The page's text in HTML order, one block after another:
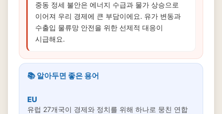
중동 정세 불안은 에너지 수급과 물가 상승으로
이어져 우리 경제에 큰 부담이에요. 유가 변동과
수출입 물류망 안전을 위한 선제적 대응이
시급해요.
📚 알아두면 좋은 용어
EU
유럽 27개국이 경제와 정치를 위해 하나로 뭉친 연합